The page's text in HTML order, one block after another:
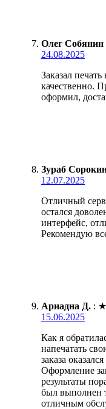
Олег Собянин
24.08.2025
Заказал
качественно.
оформил,
Зураб
12.07.2025
Отличный
остался
интерфейс,
Рекомендую
Ариадна Д. : ★
15.06.2025
Как я
напечатать
заказа
Оформление
результаты
был выполнен
отличным